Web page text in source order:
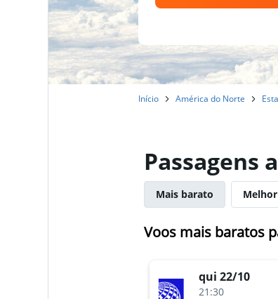
Início América do Norte
Passagens
Mais barato
Voos mais baratos
qui 22/10
21:30